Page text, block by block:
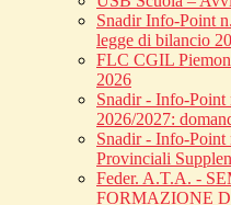
Snadir Info-Point
legge di bilancio
FLC CGIL
2026
Snadir - Info-Point
2026/2027:
Snadir - Info-
Provinciali
Feder. A.T.A. -
FORMAZIONE